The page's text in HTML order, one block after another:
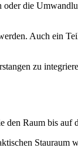
die
Auch ein
zu
den Raum bis auf
Stauraum